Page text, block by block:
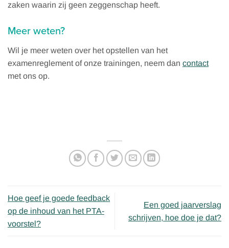
zaken waarin zij geen zeggenschap heeft.
Meer weten?
Wil je meer weten over het opstellen van het
examenreglement of onze trainingen, neem dan contact
met ons op.
Hoe geef je goede feedback
op de inhoud van het PTA-
voorstel?
Een goed jaarverslag
schrijven, hoe doe je dat?